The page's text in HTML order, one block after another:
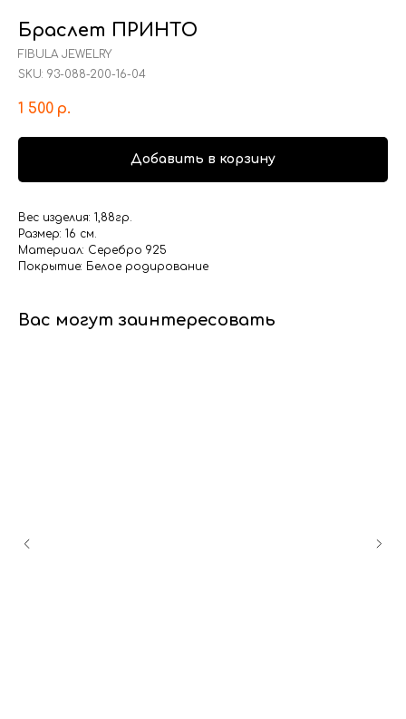
Браслет ПРИНТО
FIBULA JEWELRY
SKU: 93-088-200-16-04
1 500 р.
Добавить в корзину
Вес изделия: 1,88гр.
Размер: 16 см.
Материал: Серебро 925
Покрытие: Белое родирование
Вас могут заинтересовать